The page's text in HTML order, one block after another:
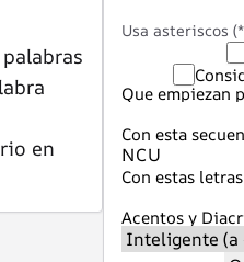
en
Usa asteriscos
Que empiezan
Con esta
Con estas
Acentos y